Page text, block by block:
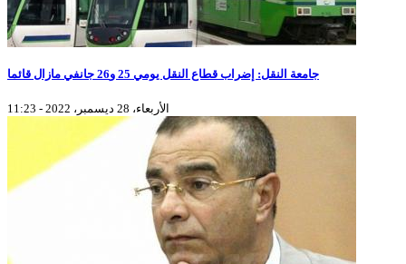
جامعة النقل: إضراب قطاع النقل يومي 25 و26 جانفي مازال قائما
الأربعاء، 28 ديسمبر، 2022 - 11:23